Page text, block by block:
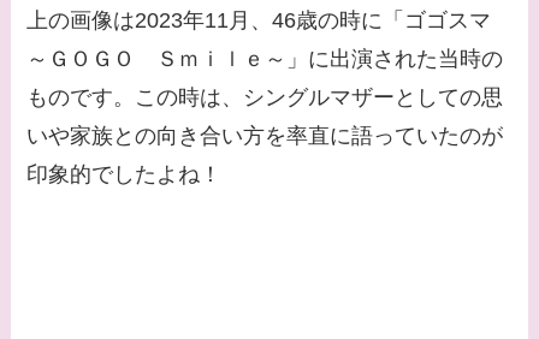
て旦那がいる？北海道
のどこに住んでる？
【画像】中谷美紀と似
てる女優３選！旦那や
上の画像は2023年11月、46歳の時に「ゴゴスマ
～ＧＯＧＯ Ｓｍｉｌｅ～」に出演された当時の
ものです。この時は、シングルマザーとしての思
いや家族との向き合い方を率直に語っていたのが
印象的でしたよね！